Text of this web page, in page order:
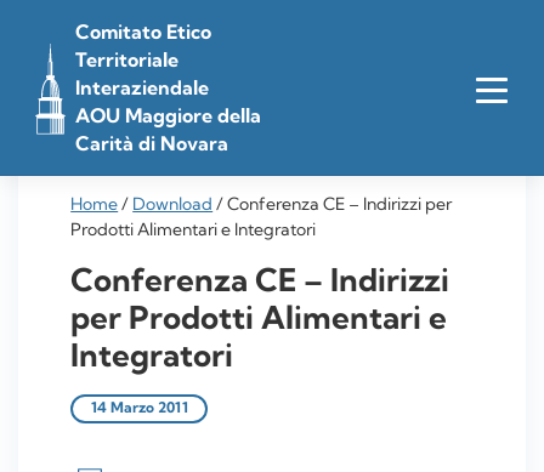
contenuto
Comitato Etico
Territoriale
Interaziendale
AOU Maggiore della
Carità di Novara
Home/ Download /Conferenza CE – Indirizzi per
Prodotti Alimentari e Integratori
Conferenza CE – Indirizzi
per Prodotti Alimentari e
Integratori
14 Marzo 2011